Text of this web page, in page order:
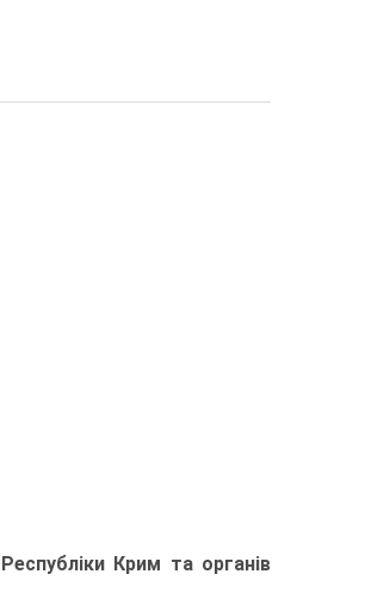
Крим та органів